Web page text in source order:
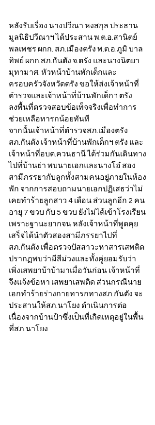
หลังรับเรื่อง นางปวีณา หงสกุล ประธาน
มูลนิธิปวีณาฯ ได้ประสาน พ.ต.อ.สานิตย์
พลเพชร ผกก. สภ.เมืองตรัง พ.ต.อ.ภูมิ บาล
ทิพย์ ผกก.สภ.กันตัง จ.ตรัง และนางนิตยา
มุทามาศ. หัวหน้าบ้านพักเด็กและ
ครอบครัวจังหวัดตรัง ขอให้ส่งเจ้าหน้าที่
ตำรวจและเจ้าหน้าที่บ้านพักเด็กฯ ตรัง
ลงพื้นที่ตรวจสอบข้อเท็จจริงเพื่อทำการ
ช่วยเหลือทารกน้อยทันที
จากนั้นเจ้าหน้าที่ตำรวจสภ.เมืองตรัง
สภ.กันตัง เจ้าหน้าที่บ้านพักเด็กฯ ตรัง และ
เจ้าหน้าที่อบต.ควนธานี ได้ร่วมกันเดินทาง
ไปที่บ้านย่า พบนายเอกและนางโอ๋ สอง
สามีภรรยากับลูกทั้งสามคนอยู่ภายในห้อง
พัก จากการสอบถามนายเอกปฏิเสธว่าไม่
เคยทำร้ายลูกสาว 4 เดือน ส่วนลูกอีก 2 คน
อายุ 7 ขวบ กับ 5 ขวบ ยังไม่ได้เข้าโรงเรียน
เพราะฐานะยากจน หลังเจ้าหน้าที่พูดคุย
เสร็จได้นำตัวสองสามีภรรยาไปที่
สภ.กันตัง เพื่อตรวจปัสสาวะหาสารเสพติด
ปรากฏพบว่ามีสีม่วงและทั้งคู่ยอมรับว่า
เพิ่งเสพยาบ้าบ้ามาเมื่อวันก่อน เจ้าหน้าที่
จึงแจ้งข้อหา เสพยาเสพติด ส่วนกรณีนาย
เอกทำร้ายร่างกายทารกทางสภ.กันตัง จะ
ประสานให้สภ.นาโยง ดำเนินการต่อ
เนื่องจากบ้านป้าซึ่งเป็นที่เกิดเหตุอยู่ในพื้น
ที่สภ.นาโยง